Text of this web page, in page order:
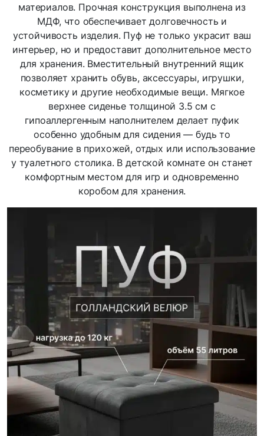
материалов. Прочная конструкция выполнена из
МДФ, что обеспечивает долговечность и
устойчивость изделия. Пуф не только украсит ваш
интерьер, но и предоставит дополнительное место
для хранения. Вместительный внутренний ящик
позволяет хранить обувь, аксессуары, игрушки,
косметику и другие необходимые вещи. Мягкое
верхнее сиденье толщиной 3.5 см с
гипоаллергенным наполнителем делает пуфик
особенно удобным для сидения — будь то
переобувание в прихожей, отдых или использование
у туалетного столика. В детской комнате он станет
комфортным местом для игр и одновременно
коробом для хранения.